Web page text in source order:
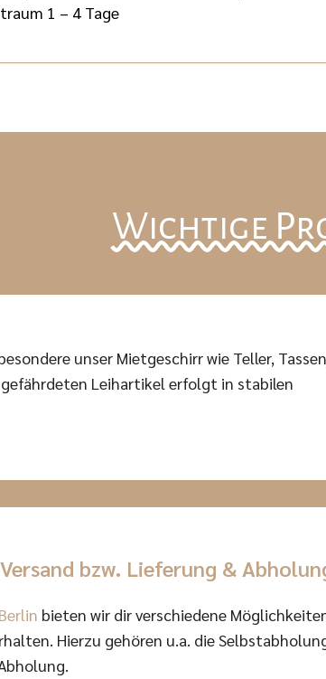
1 – 4 Tage
Wichtige
unser Mietgeschirr wie Teller,
Leihartikel erfolgt in stabilen
bzw. Lieferung &
bieten wir dir verschiedene
Hierzu gehören u.a. die